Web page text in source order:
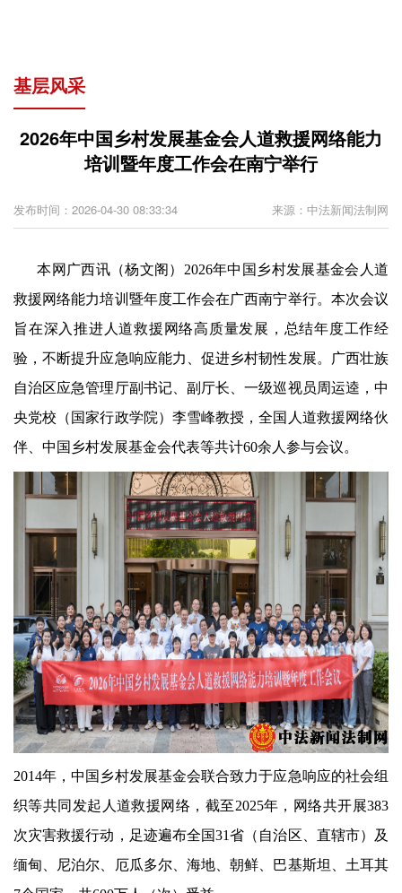
基层风采
2026年中国乡村发展基金会人道救援网络能力
培训暨年度工作会在南宁举行
发布时间：2026-04-30 08:33:34 来源：中法新闻法制网
本网广西讯（杨文阁） 2026年中国乡村发展基金会 人道
救援网络能力培训暨年度工作会在广西南宁举行。本次会议
旨在深入推进人道救援网络高质量发展，总结年度工作经
验，不断提升应急响应能力、促进乡村韧性发展。
广西壮族
自治区应急管理厅副书记、副厅长、一级巡视员周运逵，中
央党校 （国家行政学院）李雪峰教授，全国人道救援网络伙
伴、中国乡村发展基金会代表等共计60余人参与会议。
2014年，中国乡村发展基金会联合致力于应急响应的社会组
织等共同发起人道救援网络，截至2025年， 网络共开展383
次灾害救援行动，足迹遍布全国31省（自治区、直辖市）及
缅甸、尼泊尔、厄瓜多尔、海地、朝鲜、巴基斯坦、土耳其